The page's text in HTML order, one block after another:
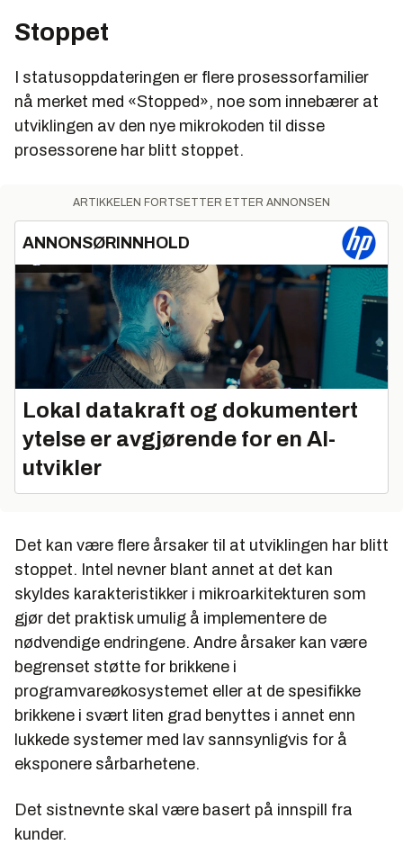
Stoppet
I statusoppdateringen er flere prosessorfamilier
nå merket med «Stopped», noe som innebærer at
utviklingen av den nye mikrokoden til disse
prosessorene har blitt stoppet.
ARTIKKELEN FORTSETTER ETTER ANNONSEN
ANNONSØRINNHOLD
Lokal datakraft og dokumentert
ytelse er avgjørende for en AI-
utvikler
Det kan være flere årsaker til at utviklingen har blitt
stoppet. Intel nevner blant annet at det kan
skyldes karakteristikker i mikroarkitekturen som
gjør det praktisk umulig å implementere de
nødvendige endringene. Andre årsaker kan være
begrenset støtte for brikkene i
programvareøkosystemet eller at de spesifikke
brikkene i svært liten grad benyttes i annet enn
lukkede systemer med lav sannsynligvis for å
eksponere sårbarhetene.
Det sistnevnte skal være basert på innspill fra
kunder.